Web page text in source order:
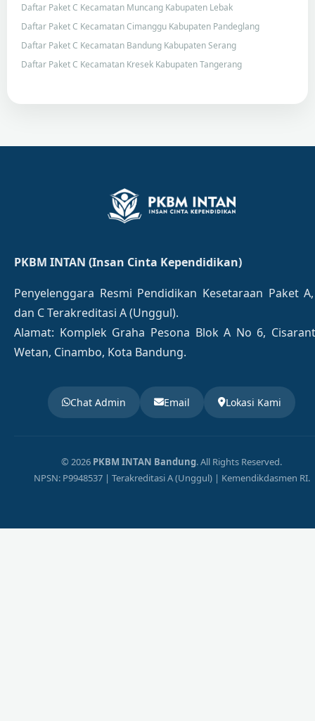
Daftar Paket C Kecamatan Muncang Kabupaten Lebak
Daftar Paket C Kecamatan Cimanggu Kabupaten Pandeglang
Daftar Paket C Kecamatan Bandung Kabupaten Serang
Daftar Paket C Kecamatan Kresek Kabupaten Tangerang
PKBM INTAN (Insan Cinta Kependidikan)
Penyelenggara Resmi Pendidikan Kesetaraan Paket
dan C Terakreditasi A (Unggul).
Alamat: Komplek Graha Pesona Blok A No 6,
Wetan, Cinambo, Kota Bandung.
Chat Admin Email Lokasi Kami
© 2026 PKBM INTAN Bandung. All Rights Reserved.
NPSN: P9948537 | Terakreditasi A (Unggul) | Kemendikdasmen RI.